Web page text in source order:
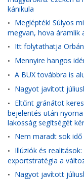
kánikula
• Meglépték! Súlyos
megvan, hova áramlik
• Itt folytathatja
• Mennyire hangos
• A BUX továbbra is
• Nagyot javított
• Eltűnt gránátot
bejelentés után
lakosság segítségét
• Nem maradt sok
• Illúziók és
exportstratégia a
• Nagyot javított